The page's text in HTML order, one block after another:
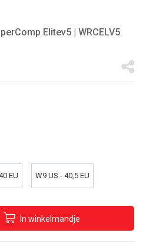
Elitev5 | WRCELV5
EU W9 US - 40,5 EU
In winkelmandje